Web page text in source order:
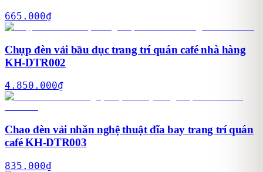
665.000₫
Chụp đèn vải bầu dục trang trí quán café nhà hàng
KH-DTR002
4.850.000₫
Chao đèn vải nhăn nghệ thuật đĩa bay trang trí quán
café KH-DTR003
835.000₫